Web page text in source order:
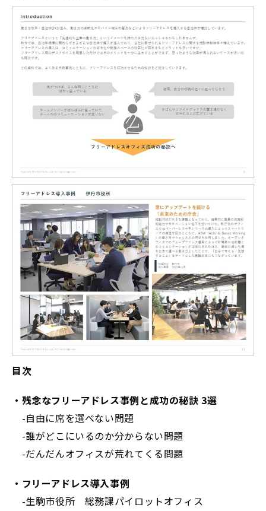
目次
・残念なフリーアドレス事例と成功の秘訣 3選
-自由に席を選べない問題
-誰がどこにいるのか分からない問題
-だんだんオフィスが荒れてくる問題
・フリーアドレス導入事例
-生駒市役所 総務課パイロットオフィス